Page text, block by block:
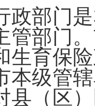
政部门
管部门
生育保
本级管
县（区